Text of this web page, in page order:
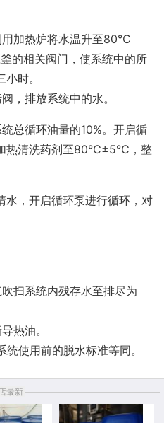
用加热炉将水温升至80℃
的相关阀门，使系统中的所
时。
，排放系统中的水。
总循环油量的10%。开启循
热清洗药剂至80℃±5℃，整
，开启循环泵进行循环，对
扫系统内残存水至排尽为
热油。
使用前的脱水标准等同。
最新